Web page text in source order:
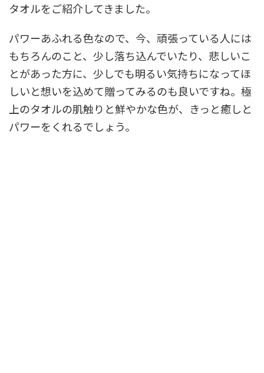
タオルをご紹介してきました。
パワーあふれる色なので、今、頑張っている人には
もちろんのこと、少し落ち込んでいたり、悲しいこ
とがあった方に、少しでも明るい気持ちになってほ
しいと想いを込めて贈ってみるのも良いですね。極
上のタオルの肌触りと鮮やかな色が、きっと癒しと
パワーをくれるでしょう。